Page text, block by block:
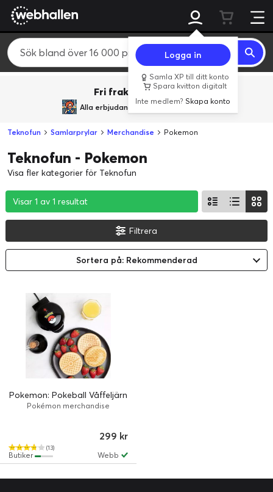
Logga in
Samla XP till ditt konto
Spara kvitton digitalt
Inte medlem?Skapa konto
Fri frakt över 800 kr.
Alla erbjudanden frånBACK TO REALITY
Teknofun Samlarprylar Merchandise Pokemon
Teknofun - Pokemon
Visa fler kategorier för Teknofun
Visar 1 av 1 resultat
Visar 1 av 1 resultat
Visar 1 av 1 resultat
Filtrera
Sortera på: Rekommenderad
Pokemon: Pokeball Våffeljärn
Pokémon merchandise
(13)
299 kr
Webb
Butiker